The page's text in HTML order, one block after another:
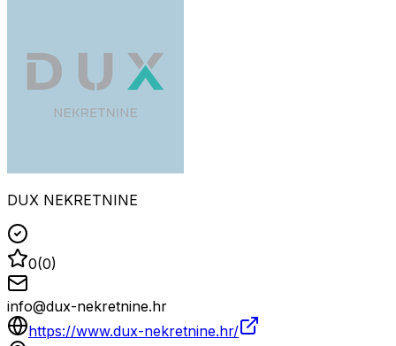
DUX NEKRETNINE
0(0)
info@dux-nekretnine.hr
https://www.dux-nekretnine.hr/